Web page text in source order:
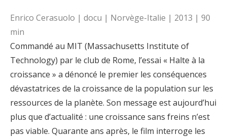
Enrico Cerasuolo | docu | Norvège-Italie | 2013 | 90
min
Commandé au MIT (Massachusetts Institute of
Technology) par le club de Rome, l’essai « Halte à la
croissance » a dénoncé le premier les conséquences
dévastatrices de la croissance de la population sur les
ressources de la planète. Son message est aujourd’hui
plus que d’actualité : une croissance sans freins n’est
pas viable. Quarante ans après, le film interroge les